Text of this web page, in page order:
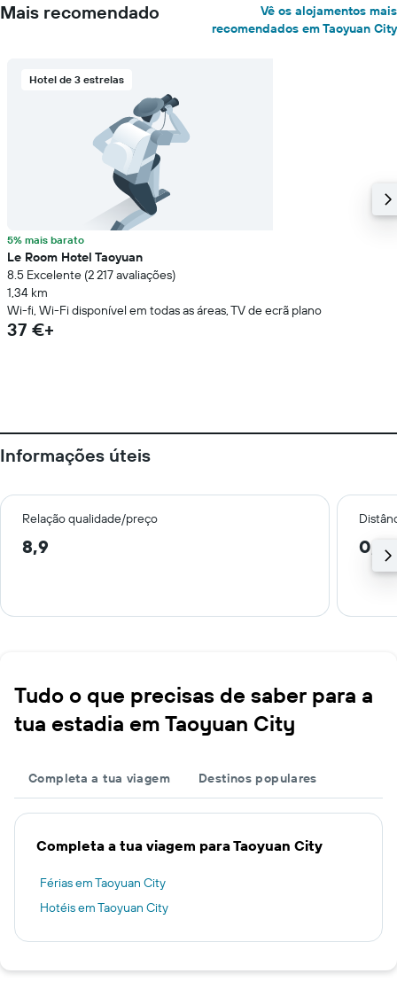
Mais recomendado
Vê os alojamentos mais
recomendados em Taoyuan City
Hotel de 3 estrelas
5% mais barato
Le Room Hotel Taoyuan
8.5 Excelente (2 217 avaliações)
1,34 km
Wi-fi, Wi-Fi disponível em todas as áreas, TV de ecrã plano
37 €+
Informações úteis
Relação qualidade/preço
8,9 0,4
Tudo o que precisas de saber para a
tua estadia em Taoyuan City
Completa a tua viagem Destinos populares
Completa a tua viagem para Taoyuan City
Férias em Taoyuan City
Hotéis em Taoyuan City